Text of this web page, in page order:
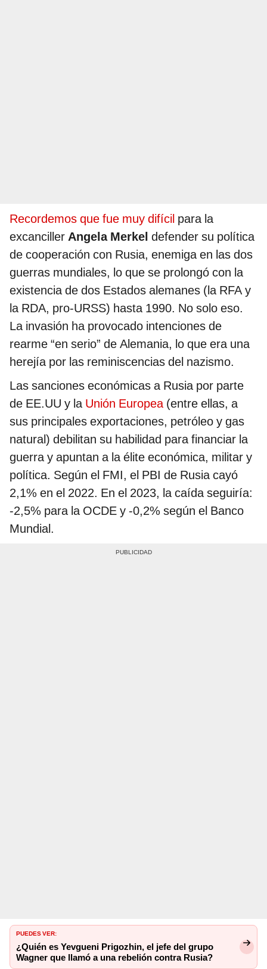
Recordemos que fue muy difícil para la
excanciller Angela Merkel defender su política
de cooperación con Rusia, enemiga en las dos
guerras mundiales, lo que se prolongó con la
existencia de dos Estados alemanes (la RFA y
la RDA, pro-URSS) hasta 1990. No solo eso.
La invasión ha provocado intenciones de
rearme “en serio” de Alemania, lo que era una
herejía por las reminiscencias del nazismo.
Las sanciones económicas a Rusia por parte
de EE.UU y la Unión Europea(entre ellas, a
sus principales exportaciones, petróleo y gas
natural) debilitan su habilidad para financiar la
guerra y apuntan a la élite económica, militar y
política. Según el FMI, el PBI de Rusia cayó
2,1% en el 2022. En el 2023, la caída seguiría:
-2,5% para la OCDE y -0,2% según el Banco
Mundial.
PUEDES VER:
¿Quién es Yevgueni Prigozhin, el jefe del grupo
Wagner que llamó a una rebelión contra Rusia?